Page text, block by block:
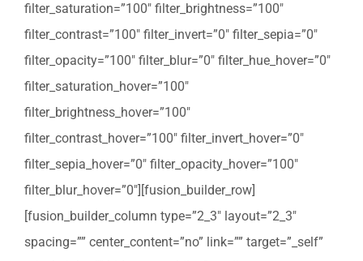
filter_saturation=”100″ filter_brightness=”100″
filter_contrast=”100″ filter_invert=”0″ filter_sepia=”0″
filter_opacity=”100″ filter_blur=”0″ filter_hue_hover=”0″
filter_saturation_hover=”100″
filter_brightness_hover=”100″
filter_contrast_hover=”100″ filter_invert_hover=”0″
filter_sepia_hover=”0″ filter_opacity_hover=”100″
filter_blur_hover=”0″][fusion_builder_row]
[fusion_builder_column type=”2_3″ layout=”2_3″
spacing=”” center_content=”no” link=”” target=”_self”